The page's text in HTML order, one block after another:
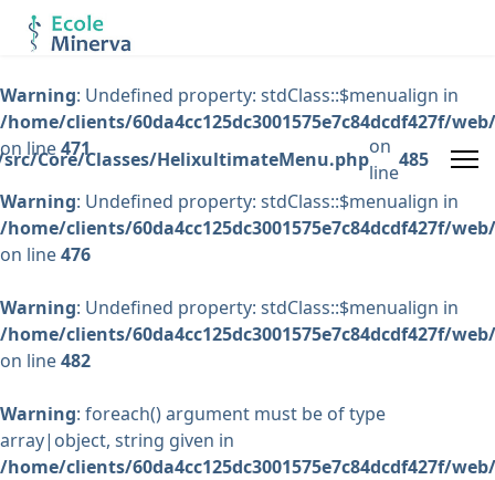
Core/Classes/HelixultimateMenu.php
on
line
485
Warning: Undefined property: stdClass::$menualign in
/home/clients/60da4cc125dc3001575e7c84dcdf427f/
on line471
Warning: Undefined property: stdClass::$menualign in
/home/clients/60da4cc125dc3001575e7c84dcdf427f/
on line476
Warning: Undefined property: stdClass::$menualign in
/home/clients/60da4cc125dc3001575e7c84dcdf427f/
on line482
Warning: foreach() argument must be of type
array|object, string given in
/home/clients/60da4cc125dc3001575e7c84dcdf427f/